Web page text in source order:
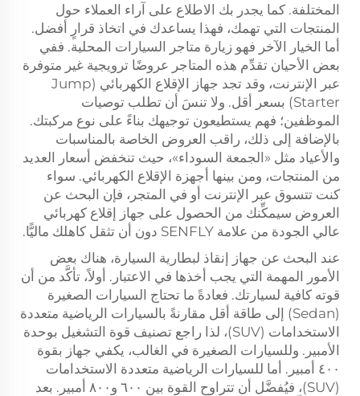
المختلفة. كما يجدر بك الاطلاع على آراء العملاء حول
المنتجات التي تهمك، فهذا يساعدك في اتخاذ قرارٍ أفضل.
أما الخيار الآخر فهو زيارة متاجر السيارات المحلية. ففي
بعض الأحيان تقدِّم هذه المتاجر عروضًا ترويجية غير متوفرة
عبر الإنترنت، وقد تجد جهاز الإقلاع الكهربائي (Jump
Starter) بسعر أقل. ولا تنسَ أن تطلب توصيات
الموظفين؛ فهم يستطيعون توجيهك بناءً على نوع مركبتك.
بالإضافة إلى ذلك، راقب العروض الخاصة بالمناسبات
والأعياد مثل «الجمعة السوداء»، حيث تنخفض أسعار العديد
من المنتجات، ومن بينها أجهزة الإقلاع الكهربائي. سواء
كنت تتسوق عبر الإنترنت أو في المتجر، فإن البحث عن
العروض سيمكِّنك من الحصول على جهاز إقلاع كهربائي
عالي الجودة من علامة SENFLY دون أن تثقل كاهلك ماليًّا.
عند البحث عن جهاز إنقاذ لبطارية السيارة، هناك بعض
الأمور المهمة التي يجب أخذها في الاعتبار. أولاً، تأكَّد من أن
قوته كافية لسيارتك. فعادةً ما تحتاج السيارات الصغيرة
(Sedan) إلى طاقة أقل مقارنةً بالسيارات الرياضية متعددة
الاستخدامات (SUV)، لذا راجع تصنيف قوة التشغيل بوحدة
الأمبير. وللسيارات الصغيرة في الغالب، يكفي جهاز بقوة
٤٠٠ أمبير. أما للسيارات الرياضية متعددة الاستخدامات
(SUV)، فيُفضَّل أن تتراوح القوة بين ٦٠٠ و٨٠٠ أمبير. بعد